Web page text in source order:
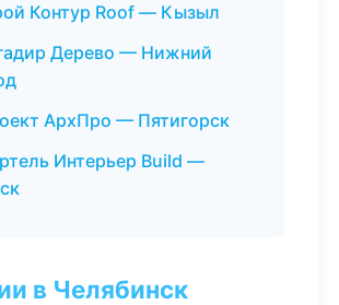
Контур Roof — Кызыл
Дерево — Нижний
АрхПро — Пятигорск
Интерьер Build —
в Челябинск